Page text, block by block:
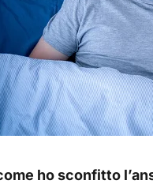
ho sconfitto